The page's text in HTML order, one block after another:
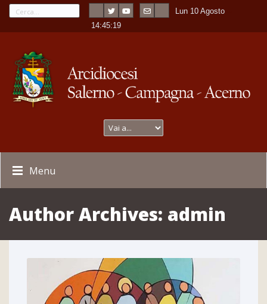
Lun 10 Agosto
14:45:20
Menu
Author Archives: admin